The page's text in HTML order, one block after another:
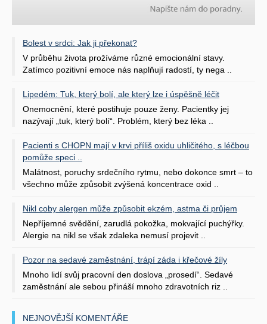
Bolest v srdci: Jak ji překonat?
V průběhu života prožíváme různé emocionální stavy.
Zatímco pozitivní emoce nás naplňují radostí, ty nega ..
Lipedém: Tuk, který bolí, ale který lze i úspěšně léčit
Onemocnění, které postihuje pouze ženy. Pacientky jej
nazývají „tuk, který bolí“. Problém, který bez léka ..
Pacienti s CHOPN mají v krvi příliš oxidu uhličitého, s léčbou
pomůže speci ..
Malátnost, poruchy srdečního rytmu, nebo dokonce smrt – to
všechno může způsobit zvýšená koncentrace oxid ..
Nikl coby alergen může způsobit ekzém, astma či průjem
Nepříjemné svědění, zarudlá pokožka, mokvající puchýřky.
Alergie na nikl se však zdaleka nemusí projevit ..
Pozor na sedavé zaměstnání, trápí záda i křečové žíly
Mnoho lidí svůj pracovní den doslova „prosedí“. Sedavé
zaměstnání ale sebou přináší mnoho zdravotních riz ..
NEJNOVĚJŠÍ KOMENTÁŘE